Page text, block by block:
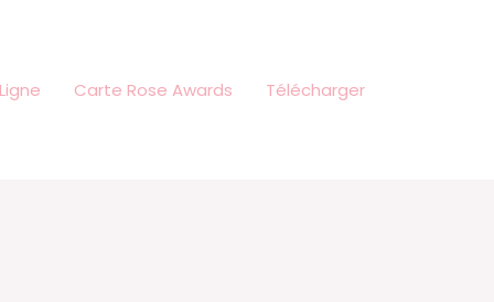
Carte Rose Awards Télécharger